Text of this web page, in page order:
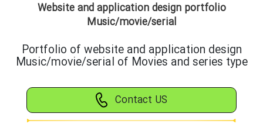
Website and application design portfolio
Music/movie/serial
Portfolio of website and application design
Music/movie/serial of Movies and series type
Contact US